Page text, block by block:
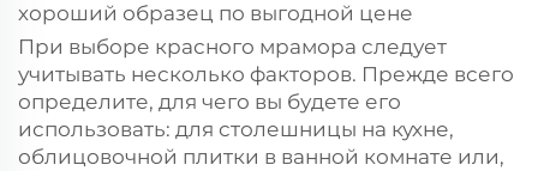
хороший образец по выгодной цене
При выборе красного мрамора следует
учитывать несколько факторов. Прежде всего
определите, для чего вы будете его
использовать: для столешницы на кухне,
облицовочной плитки в ванной комнате или,